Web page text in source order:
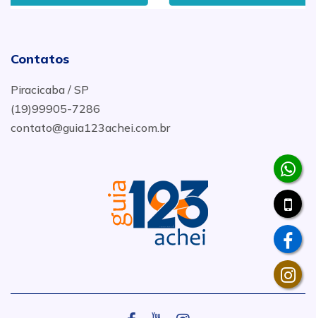
Contatos
Piracicaba / SP
(19)99905-7286
contato@guia123achei.com.br